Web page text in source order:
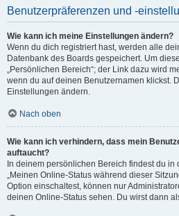
Benutzerpräferenzen und -
Wie kann ich meine Einstellungen ändern?
Wenn du dich registriert hast, werden alle
Datenbank des Boards gespeichert. Um
„Persönlichen Bereich“; der Link dazu wird
wenn du auf deinen Benutzernamen klickst.
Einstellungen ändern.
Nach oben
Wie kann ich verhindern, dass mein
auftaucht?
In deinem persönlichen Bereich findest du
„Meinen Online-Status während dieser
Option einschaltest, können nur
deinen Online-Status sehen. Du wirst dann